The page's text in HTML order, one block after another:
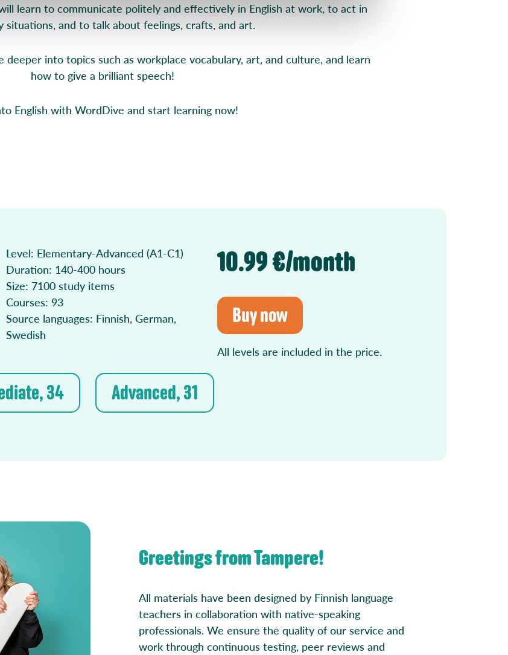
learn to communicate politely and effectively in English at work, to act in
situations, and to talk about feelings, crafts, and art.
into topics such as workplace vocabulary, art, and culture, and learn
how to give a brilliant speech!
English with WordDive and start learning now!
Level: Elementary-Advanced (A1-C1)
Duration: 140-400 hours
Size: 7100 study items
Courses: 93
Source languages: Finnish, German,
Swedish
10.99 €/month
Buy now
All levels are included in the price.
34 Advanced, 31
Greetings from Tampere!
All materials have been designed by Finnish language
teachers in collaboration with native-speaking
professionals. We ensure the quality of our service and
work through continuous testing, peer reviews and